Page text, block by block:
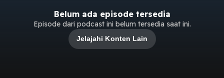
Belum ada episode tersedia
Episode dari podcast ini belum tersedia saat ini.
Jelajahi Konten Lain